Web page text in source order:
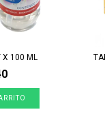
X 100 ML